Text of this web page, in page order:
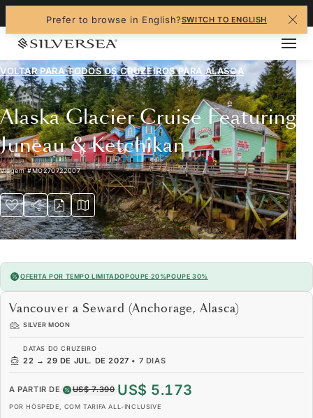
Prefer to browse in English?SWITCH TO ENGLISH
VOLTAR PARA TODOS OS CRUZEIROS PARA ALASCA
Alaska Glacier Cruise Featuring
Juneau & Ketchikan
Viagem#MO270722007
OFERTA POR TEMPO LIMITADOPOUPE 20%POUPE 30%
Vancouver a Seward (Anchorage, Alasca)
SILVER MOON
DATAS DO CRUZEIRO
22 → 29 DE JUL. DE 2027 • 7 DIAS
A PARTIR DE US$ 7.390 US$ 5.173
POR HÓSPEDE, COM TARIFA ALL-INCLUSIVE